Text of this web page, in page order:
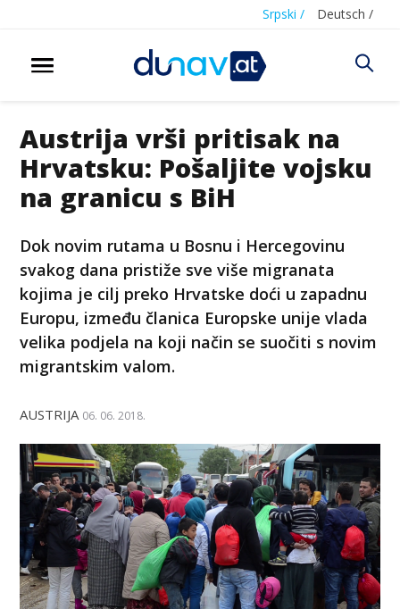
Srpski / Deutsch /
Austrija vrši pritisak na
Hrvatsku: Pošaljite vojsku
na granicu s BiH
Dok novim rutama u Bosnu i Hercegovinu
svakog dana pristiže sve više migranata
kojima je cilj preko Hrvatske doći u zapadnu
Europu, između članica Europske unije vlada
velika podjela na koji način se suočiti s novim
migrantskim valom.
AUSTRIJA 06. 06. 2018.